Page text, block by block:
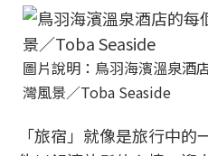
圖片說明：鳥羽海濱溫泉酒
灣風景／Toba Seaside
「旅宿」就像是旅行中